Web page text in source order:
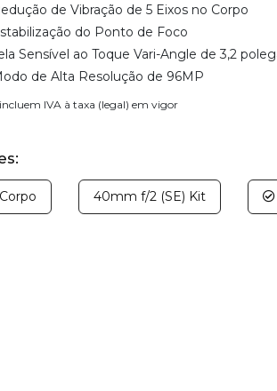
de Vibração de 5 Eixos no Corpo
do Ponto de Foco
Sensível ao Toque Vari-Angle de 3,2
de Alta Resolução de 96MP
IVA à taxa (legal) em vigor
40mm f/2 (SE) Kit